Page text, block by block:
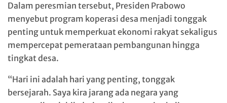
Dalam peresmian tersebut, Presiden Prabowo
menyebut program koperasi desa menjadi tonggak
penting untuk memperkuat ekonomi rakyat sekaligus
mempercepat pemerataan pembangunan hingga
tingkat desa.
“Hari ini adalah hari yang penting, tonggak
bersejarah. Saya kira jarang ada negara yang